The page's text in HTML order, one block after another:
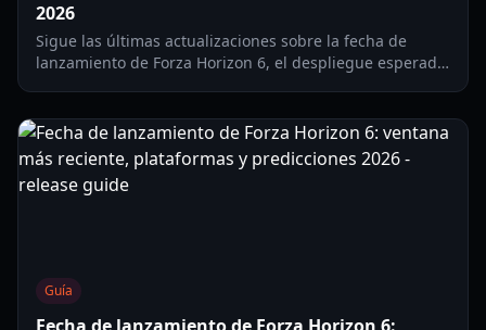
2026
Sigue las últimas actualizaciones sobre la fecha de
lanzamiento de Forza Horizon 6, el despliegue esperado
Guía